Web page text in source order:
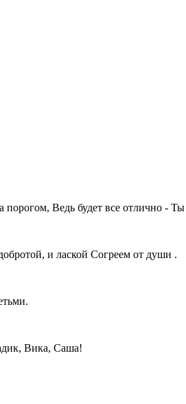
порогом, Ведь будет все отлично -
и лаской Согреем от души .
Вика, Саша!